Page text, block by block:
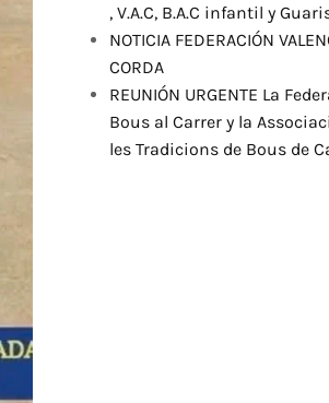
, V.A.C, B.A.C infantil y
NOTICIA FEDERACIÓN
CORDA
REUNIÓN URGENTE La
Bous al Carrer y la
les Tradicions de Bous de